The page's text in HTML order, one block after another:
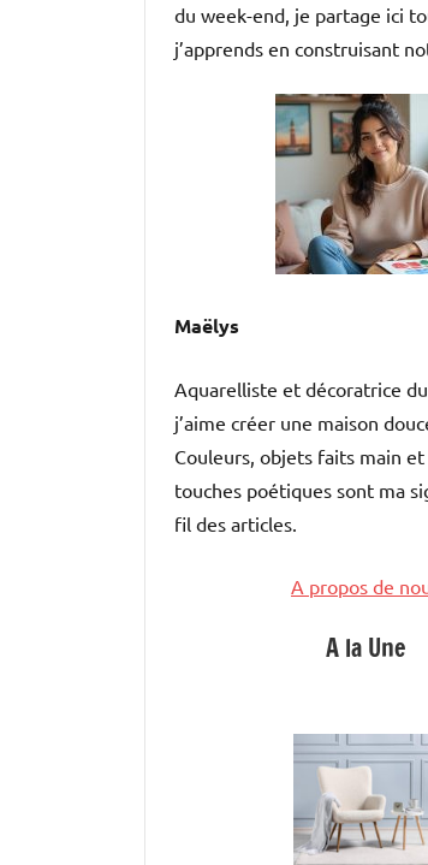
du week-end, je partage ici
j’apprends en construisant
Maëlys
Aquarelliste et décoratrice
j’aime créer une maison
Couleurs, objets faits main
touches poétiques sont ma
fil des articles.
A propos de
A la Une